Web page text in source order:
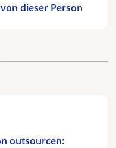
dieser Person
outsourcen: